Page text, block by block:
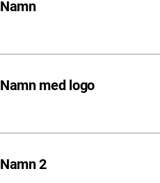
Namn
Namn med logo
Namn 2